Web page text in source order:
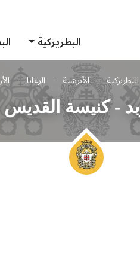
البطريركية
البطريركية الأبرشية الرعايا
- كنيسة